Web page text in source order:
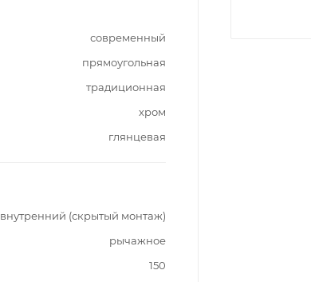
современный
прямоугольная
традиционная
хром
глянцевая
внутренний (скрытый монтаж)
рычажное
150